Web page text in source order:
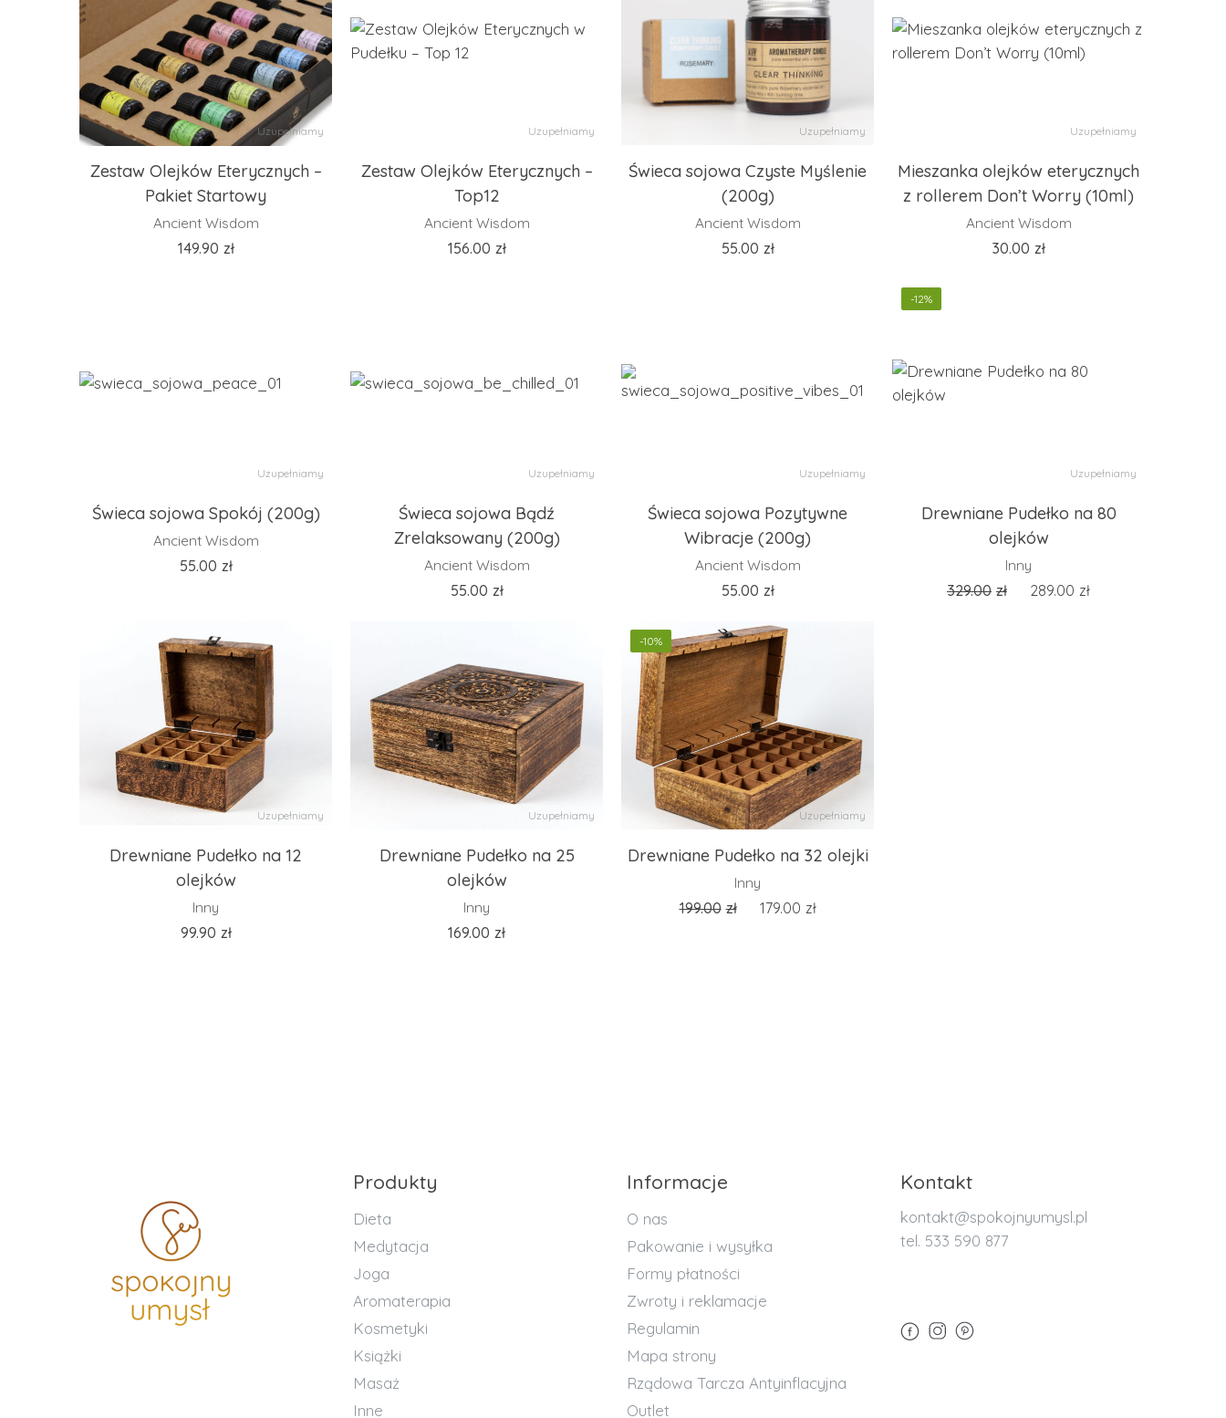
Uzupełniamy
Zestaw Olejków Eterycznych –
Pakiet Startowy
Ancient Wisdom
149.90 zł
Uzupełniamy
Zestaw Olejków Eterycznych –
Top12
Ancient Wisdom
156.00 zł
Uzupełniamy
Świeca sojowa Czyste Myślenie
(200g)
Ancient Wisdom
55.00 zł
Uzupełniamy
Mieszanka olejków eterycznych
z rollerem Don’t Worry (10ml)
Ancient Wisdom
30.00 zł
Uzupełniamy
Świeca sojowa Spokój (200g)
Ancient Wisdom
55.00 zł
Uzupełniamy
Świeca sojowa Bądź
Zrelaksowany (200g)
Ancient Wisdom
55.00 zł
Uzupełniamy
Świeca sojowa Pozytywne
Wibracje (200g)
Ancient Wisdom
55.00 zł
-12%
Uzupełniamy
Drewniane Pudełko na 80
olejków
Inny
329.00 zł 289.00 zł
Uzupełniamy
Drewniane Pudełko na 12
olejków
Inny
99.90 zł
Uzupełniamy
Drewniane Pudełko na 25
olejków
Inny
169.00 zł
-10%
Uzupełniamy
Drewniane Pudełko na 32 olejki
Inny
199.00 zł 179.00 zł
Produkty
Dieta
Medytacja
Joga
Aromaterapia
Kosmetyki
Książki
Masaż
Inne
Informacje
O nas
Pakowanie i wysyłka
Formy płatności
Zwroty i reklamacje
Regulamin
Mapa strony
Rządowa Tarcza Antyinflacyjna
Outlet
Kontakt
kontakt@spokojnyumysl.pl
tel. 533 590 877